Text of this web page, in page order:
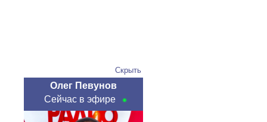
Скрыть
Олег Певунов
Сейчас в эфире